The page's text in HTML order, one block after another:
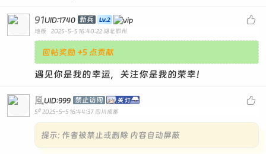

91UID:1740 新兵
地板 2025-5-5 16:40:22 湖北鄂州
回帖奖励 +5 点贡献
遇见你是我的幸运，关注你是我的荣幸！

風UID:999 禁止访问
5# 2025-5-5 16:44:37 四川成都
提示: 作者被禁止或删除 内容自动屏蔽